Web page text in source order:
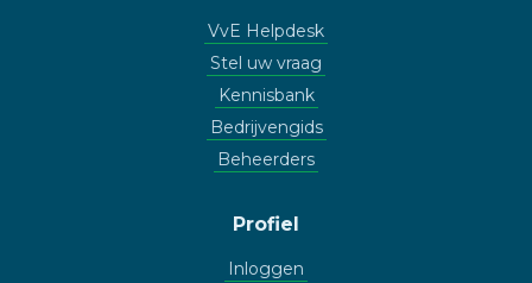
VvE Helpdesk
Stel uw vraag
Kennisbank
Bedrijvengids
Beheerders
Profiel
Inloggen